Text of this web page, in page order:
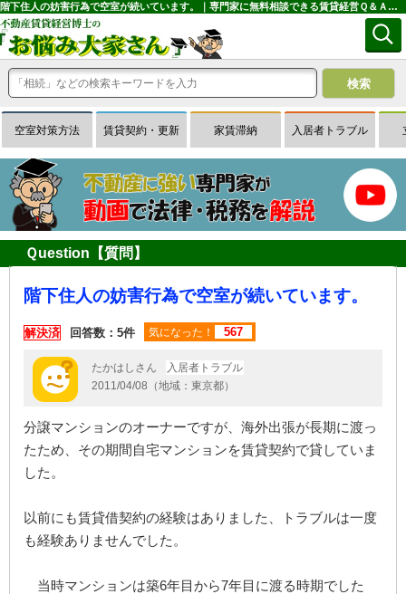
階下住人の妨害行為で空室が続いています。｜専門家に無料相談できる賃貸経営Ｑ＆Ａサイトはお悩み大家さん
空室対策方法 賃貸契約・更新 家賃滞納 入居者トラブル
Ｑuestion【質問】
階下住人の妨害行為で空室が続いています。
解決済 回答数：5件 気になった！ 567
たかはしさん
入居者トラブル
2011/04/08（地域：東京都）
分譲マンションのオーナーですが、海外出張が長期に渡っ
たため、その期間自宅マンションを賃貸契約で貸していま
した。
以前にも賃貸借契約の経験はありました、トラブルは一度
も経験ありませんでした。
当時マンションは築6年目から7年目に渡る時期でした